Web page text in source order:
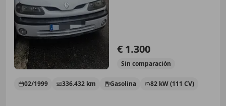
€ 1.300
Sin comparación
02/1999 336.432 km Gasolina 82 kW (111 CV)